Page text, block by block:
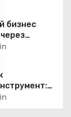
бизнес